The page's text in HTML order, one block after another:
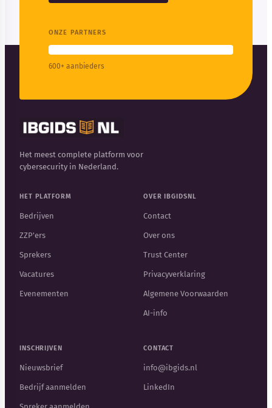
ONZE PARTNERS
600+ aanbieders
Het meest complete platform voor
cybersecurity in Nederland.
HET PLATFORM
Bedrijven
ZZP'ers
Sprekers
Vacatures
Evenementen
OVER IBGIDSNL
Contact
Over ons
Trust Center
Privacyverklaring
Algemene Voorwaarden
AI-info
INSCHRIJVEN
Nieuwsbrief
Bedrijf aanmelden
CONTACT
info@ibgids.nl
LinkedIn